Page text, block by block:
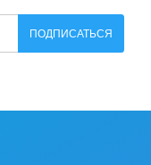
ПОДПИСАТЬСЯ